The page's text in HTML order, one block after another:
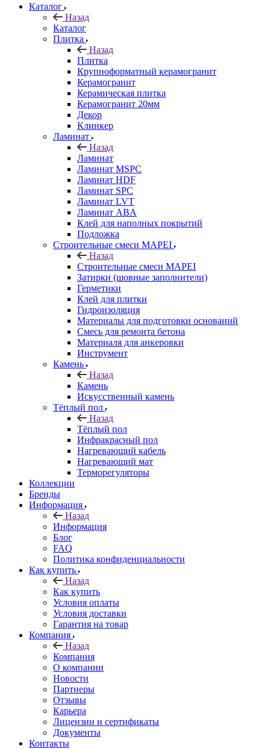
Каталог
Назад
Каталог
Плитка
Назад
Плитка
Крупноформатный керамогранит
Керамогранит
Керамическая плитка
Керамогранит 20мм
Декор
Клинкер
Ламинат
Назад
Ламинат
Ламинат MSPC
Ламинат HDF
Ламинат SPC
Ламинат LVT
Ламинат ABA
Клей для наполных покрытий
Подложка
Строительные смеси MAPEI
Назад
Строительные смеси MAPEI
Затирки (шовные заполнители)
Герметики
Клей для плитки
Гидроизоляция
Материалы для подготовки оснований
Смесь для ремонта бетона
Материаля для анкеровки
Инструмент
Камень
Назад
Камень
Искусственный камень
Тёплый пол
Назад
Тёплый пол
Инфракрасный пол
Нагревающий кабель
Нагревающий мат
Терморегуляторы
Коллекции
Бренды
Информация
Назад
Информация
Блог
FAQ
Политика конфиденциальности
Как купить
Назад
Как купить
Условия оплаты
Условия доставки
Гарантия на товар
Компания
Назад
Компания
О компании
Новости
Партнеры
Отзывы
Карьера
Лицензии и сертификаты
Документы
Контакты